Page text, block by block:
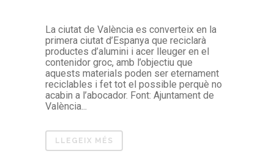
La ciutat de València es converteix en la
primera ciutat d’Espanya que reciclarà
productes d’alumini i acer lleuger en el
contenidor groc, amb l’objectiu que
aquests materials poden ser eternament
reciclables i fet tot el possible perquè no
acabin a l’abocador. Font: Ajuntament de
València...
LLEGEIX MÉS